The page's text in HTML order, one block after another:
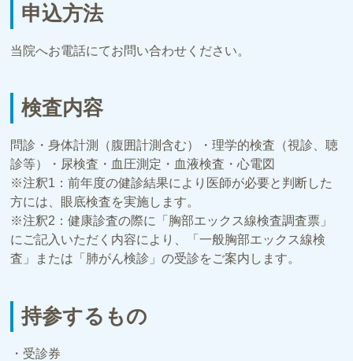
申込方法
当院へお電話にてお問い合わせください。
検査内容
問診・身体計測（腹囲計測含む）・理学的検査（視診、聴
診等）・尿検査・血圧測定・血液検査・心電図
※注釈1：前年度の健診結果により医師が必要と判断した
方には、眼底検査を実施します。
※注釈2：健康診査の際に「胸部エックス線検査調査票」
にご記入いただく内容により、「一般胸部エックス線検
査」または「肺がん検診」の受診をご案内します。
持参するもの
・受診券